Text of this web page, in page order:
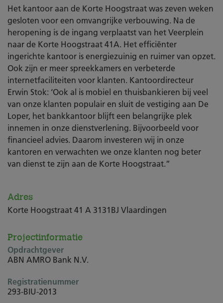
Het kantoor aan de Korte Hoogstraat was zeven weken
gesloten voor een omvangrijke verbouwing. Na de
heropening is de ingang verplaatst van het Veerplein
naar de Korte Hoogstraat 41A. Het efficiënter
ingerichte kantoor is energiezuinig en ruimer van opzet.
Ook zijn er meer spreekkamers en verbeterde
internetfaciliteiten voor klanten. Kantoordirecteur
Erwin Stok: ‘Ook al is mobiel en thuisbankieren bij veel
van onze klanten populair en sluit de vestiging aan De
Loper, het bankkantoor blijft een belangrijke plek
innemen in onze dienstverlening. Bijvoorbeeld voor
financieel advies. Daarom investeren wij in onze
kantoren en verwachten we onze klanten nog beter
van dienst te zijn aan de Korte Hoogstraat.”
Adres
Korte Hoogstraat 41 A 3131BJ Vlaardingen
Projectinformatie
Opdrachtgever
ABN AMRO Bank N.V.
Registratienummer
293-BIU-2013